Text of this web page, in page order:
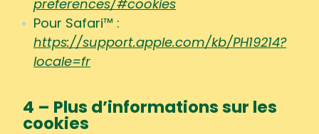
preferences/#cookies
Pour Safari™ :
https://support.apple.com/kb/PH19214?
locale=fr
4 – Plus d’informations sur les
cookies